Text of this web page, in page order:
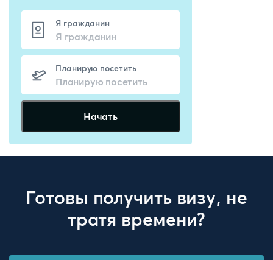
Я гражданин
Планирую посетить
Начать
Готовы получить визу, не
тратя времени?